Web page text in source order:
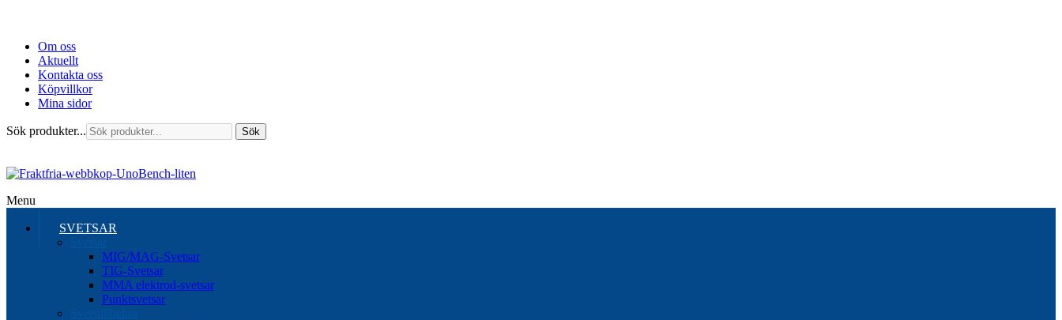
Om oss
Aktuellt
Kontakta oss
Köpvillkor
Mina sidor
Sök produkter... Sök
Menu
SVETSAR
MIG/MAG-Svetsar
TIG-Svetsar
MMA elektrod-svetsar
Punktsvetsar